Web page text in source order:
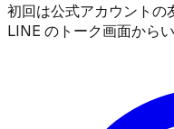
初回は公式アカウントの
LINE のトーク画面から